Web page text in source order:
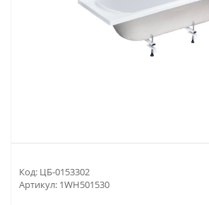
Код: ЦБ-0153302
Артикул: 1WH501530